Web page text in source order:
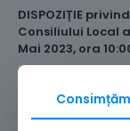
DISPOZIȚIE
Consiliului Local
Mai 2023, ora